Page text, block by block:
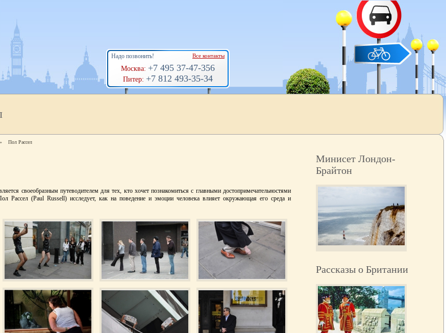
Надо позвонить! Все контакты
Москва: +7 495 37-47-356
Питер: +7 812 493-35-34
» Пол Рассел
своеобразным путеводителем для тех, кто хочет познакомиться с главными достопримечательностями
Рассел (Paul Russell) исследует, как на поведение и эмоции человека влияет окружающая его среда и
Минисет Лондон-
Брайтон
Рассказы о Британии